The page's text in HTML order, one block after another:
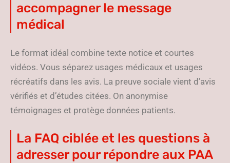
accompagner le message
médical
Le format idéal combine texte notice et courtes
vidéos. Vous séparez usages médicaux et usages
récréatifs dans les avis. La preuve sociale vient d’avis
vérifiés et d’études citées. On anonymise
témoignages et protège données patients.
La FAQ ciblée et les questions à
adresser pour répondre aux PAA